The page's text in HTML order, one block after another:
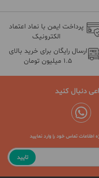
پرداخت ایمن با نماد اعتماد
الکترونیک
ارسال رایگان برای خرید بالای
1.5 میلیون تومان
دنبال کنید
اطلاعات تماس خود را وارد نمایید
تایید